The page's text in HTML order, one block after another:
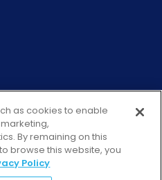
シスコ、カリフォルニア州94111
as cookies to enable
By remaining on this
browse this website, you
Policy